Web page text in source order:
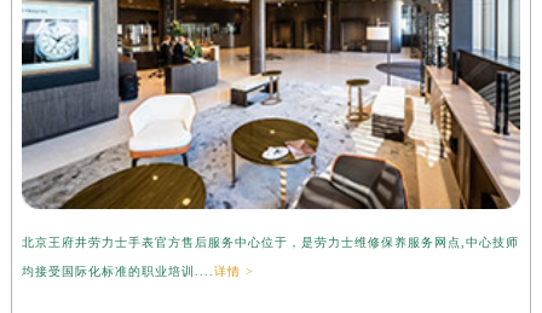
北京王府井劳力士手表官方售后服务中心位于，是劳力士维修保养服务网点,中心技师
均接受国际化标准的职业培训.... 详情 >